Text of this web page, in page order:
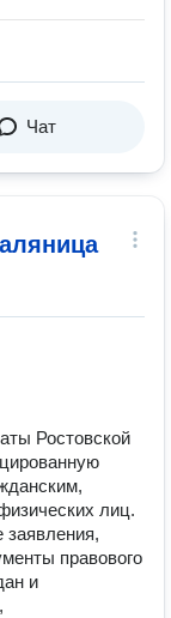
Чат
Ростовской
лиц.
правового
и